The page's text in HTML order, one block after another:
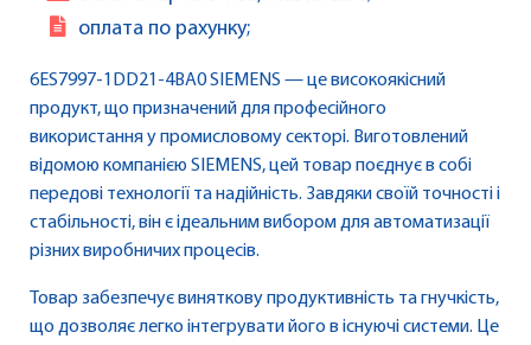
оплата по рахунку;
6ES7997-1DD21-4BA0 SIEMENS — це високоякісний
продукт, що призначений для професійного
використання у промисловому секторі. Виготовлений
відомою компанією SIEMENS, цей товар поєднує в собі
передові технології та надійність. Завдяки своїй точності і
стабільності, він є ідеальним вибором для автоматизації
різних виробничих процесів.
Товар забезпечує виняткову продуктивність та гнучкість,
що дозволяє легко інтегрувати його в існуючі системи. Це